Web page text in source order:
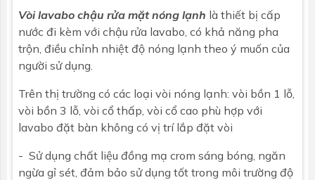
Vòi lavabo chậu rửa mặt nóng lạnh là thiết bị cấp
nước đi kèm với chậu rửa lavabo , có khả năng pha
trộn, điều chỉnh nhiệt độ nóng lạnh theo ý muốn của
người sử dụng.
Trên thị trường có các loại vòi nóng lạnh: vòi bồn 1 lỗ,
vòi bồn 3 lỗ, vòi cổ thấp, vòi cổ cao phù hợp với
lavabo đặt bàn không có vị trí lắp đặt vòi
- Sử dụng chất liệu đồng mạ crom sáng bóng, ngăn
ngừa gỉ sét, đảm bảo sử dụng tốt trong môi trường độ